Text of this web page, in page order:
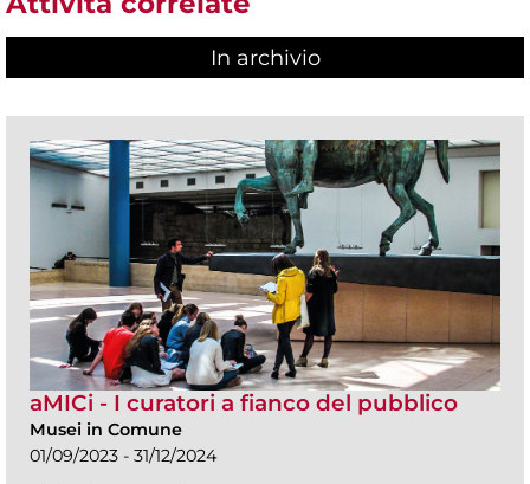
In archivio
aMICi - I curatori a fianco del pubblico
Musei in Comune
01/09/2023 - 31/12/2024